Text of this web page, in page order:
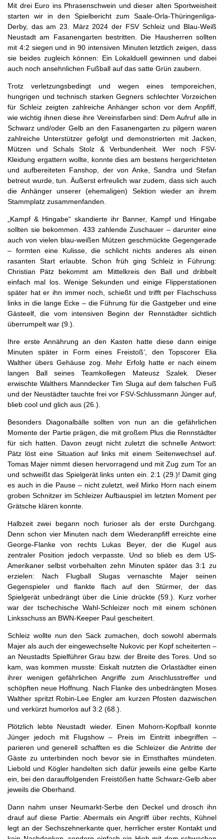
Mit drei Euro ins Phrasenschwein und dieser alten Sportweisheit
starten wir in den Spielbericht zum Saale-Orla-Thüringenliga-
Derby, das am 23. März 2024 der FSV Schleiz und Blau-Weiß
Neustadt am Fasanengarten bestritten. Die Hausherren sollten
mit 4:2 siegen und in 90 intensiven Minuten letztlich zeigen, dass
sie beides zugleich können: Ein Lokalduell gewinnen und dabei
auch noch ansehnlichen Fußball auf das satte Grün zaubern.
Trotz verletzungsbedingt und wegen eines temporeichen,
hungrigen und technisch starken Gegners schlechter Vorzeichen
für Schleiz zeigten zahlreiche Anhänger schon vor dem Anpfiff,
wie wichtig ihnen diese ihre Vereinsfarben sind: Dem Aufruf alle in
Schwarz und/oder Gelb an den Fasanengarten zu pilgern waren
zahlreiche Unterstützer gefolgt und demonstrierten mit Jacken,
Mützen und Schals Stolz & Verbundenheit. Wer noch FSV-
Kleidung ergattern wollte, konnte dies am bestens hergerichteten
und aufbereiteten Fanshop, der von Anke, Sandra und Stefan
betreut wurde, tun. Äußerst erfreulich war zudem, dass sich auch
die Anhänger unserer (ehemaligen) Sektion wieder an ihrem
Stammplatz zusammenfanden.
„Kampf & Hingabe“ skandierte ihr Banner, Kampf und Hingabe
sollten sie bekommen. 433 zahlende Zuschauer – darunter eine
auch von vielen blau-weißen Mützen geschmückte Gegengerade
– formten eine Kulisse, die schlicht nichts anderes als einen
rasanten Start erlaubte. Schon früh ging Schleiz in Führung:
Christian Pätz bekommt am Mittelkreis den Ball und dribbelt
einfach mal los. Wenige Sekunden und einige Flipperstationen
später hat er ihn immer noch, schießt und trifft per Flachschuss
links in die lange Ecke – die Führung für die Gastgeber und eine
Gästeelf, die vom intensiven Beginn der Rennstädter sichtlich
überrumpelt war (9.).
Ihre erste Annährung an den Kasten hatte diese dann einige
Minuten später in Form eines Freistoß‘, den Topscorer Elia
Walther übers Gehäuse zog. Mehr Erfolg hatte er nach einem
langen Ball seines Teamkollegen Mateusz Szalek. Dieser
erwischte Walthers Manndecker Tim Sluga auf dem falschen Fuß
und der Neustädter tauchte frei vor FSV-Schlussmann Jünger auf,
blieb cool und glich aus (26.).
Besonders Diagonalbälle sollten von nun an die gefährlichen
Momente der Partie prägen, die mit großem Plus die Rennstädter
für sich hatten. Davon zeugt nicht zuletzt die schnelle Antwort:
Pätz löst eine Situation auf links mit einem Seitenwechsel auf.
Tomas Majer nimmt diesen hervorragend und mit Zug zum Tor an
und schweißt das Spielgerät links unten ein. 2:1 (29.)! Damit ging
es auch in die Pause – nicht zuletzt, weil Mirko Horn nach einem
groben Schnitzer im Schleizer Aufbauspiel im letzten Moment per
Grätsche klären konnte.
Halbzeit zwei begann noch furioser als der erste Durchgang.
Denn schon vier Minuten nach dem Wiederanpfiff erreichte eine
George-Flanke von rechts Lukas Beyer, der die Kugel aus
zentraler Position jedoch verpasste. Und so blieb es dem US-
Amerikaner selbst vorbehalten zehn Minuten später das 3:1 zu
erzielen: Nach Flugball Slugas vernaschte Majer seinen
Gegenspieler und flankte flach auf den Stürmer, der das
Spielgerät unbedrängt über die Linie drückte (59.). Kurz vorher
war der tschechische Wahl-Schleizer noch mit einem schönen
Linksschuss an BWN-Keeper Paul gescheitert.
Schleiz wollte nun den Sack zumachen, doch sowohl abermals
Majer als auch der eingewechselte Nukovic per Kopf scheiterten –
an Neustadts Spielführer Grau bzw. der Breite des Tores. Und so
kam, was kommen musste: Eiskalt nutzten die Orlastädter einen
ihrer wenigen gefährlichen Angriffe zum Anschlusstreffer und
schöpften neue Hoffnung. Nach Flanke des unbedrängten Moses
Walther spritzt Robin-Lee Engler am kurzen Pfosten dazwischen
und verkürzt humorlos auf 3:2 (68.).
Plötzlich lebte Neustadt wieder. Einen Mohorn-Kopfball konnte
Jünger jedoch mit Flugshow – Preis im Eintritt inbegriffen –
parieren und generell schafften es die Schleizer die Antritte der
Gäste zu unterbinden noch bevor sie in Ernsthaftes mündeten.
Liebold und Kögler handelten sich dafür jeweils eine gelbe Karte
ein, bei den darauffolgenden Freistößen hatte Schwarz-Gelb aber
jeweils die Oberhand.
Dann nahm unser Neumarkt-Serbe den Deckel und drosch ihn
drauf auf diese Partie: Abermals ein Angriff über rechts, Kühnel
legt an der Sechszehnerkante quer, herrlicher erster Kontakt und